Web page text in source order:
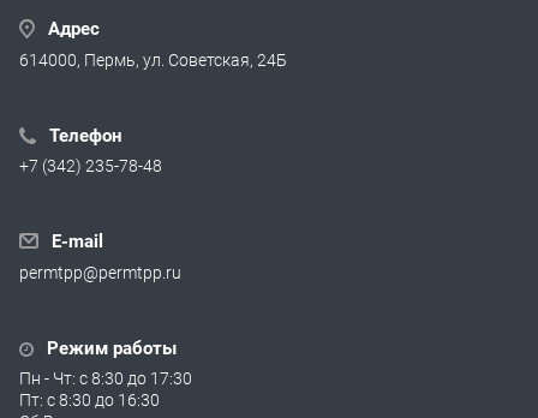
Адрес
614000, Пермь, ул. Советская, 24Б
Телефон
+7 (342) 235-78-48
E-mail
permtpp@permtpp.ru
Режим работы
Пн - Чт: с 8:30 до 17:30
Пт: с 8:30 до 16:30